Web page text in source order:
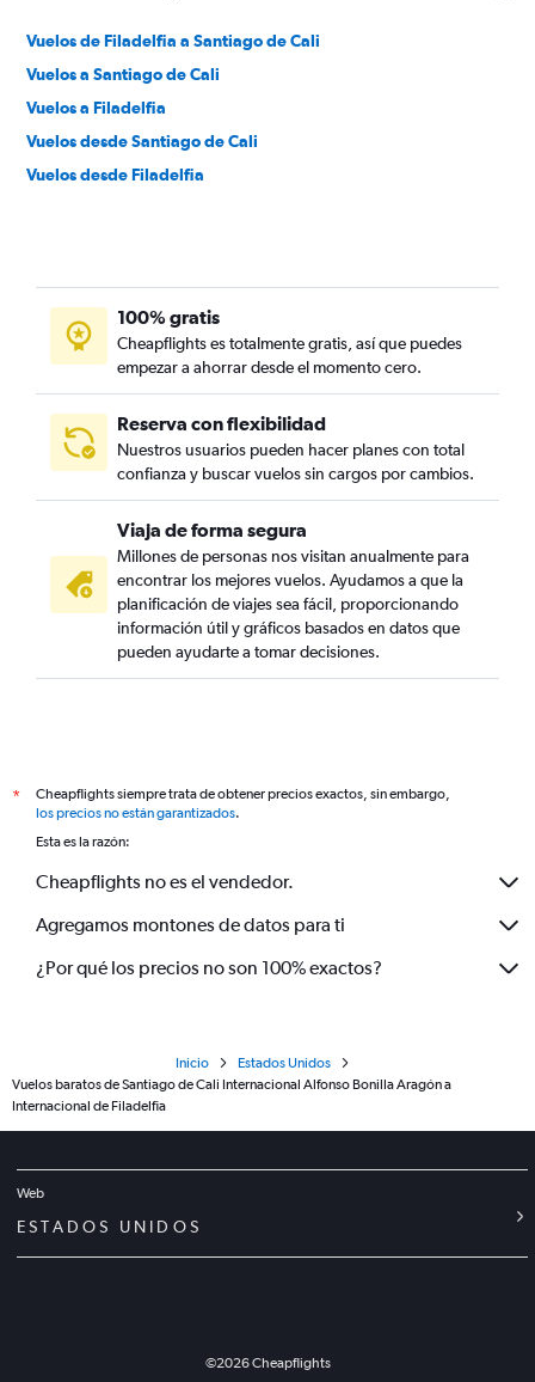
Vuelos de Filadelfia a Santiago de Cali
Vuelos a Santiago de Cali
Vuelos a Filadelfia
Vuelos desde Santiago de Cali
Vuelos desde Filadelfia
100% gratis
Cheapflights es totalmente gratis, así que puedes
empezar a ahorrar desde el momento cero.
Reserva con flexibilidad
Nuestros usuarios pueden hacer planes con total
confianza y buscar vuelos sin cargos por cambios.
Viaja de forma segura
Millones de personas nos visitan anualmente para
encontrar los mejores vuelos. Ayudamos a que la
planificación de viajes sea fácil, proporcionando
información útil y gráficos basados en datos que
pueden ayudarte a tomar decisiones.
*
Cheapflights siempre trata de obtener precios exactos, sin embargo,
los precios no están garantizados.
Esta es la razón:
Cheapflights no es el vendedor.
Agregamos montones de datos para ti
¿Por qué los precios no son 100% exactos?
Inicio
Estados Unidos
Vuelos baratos de Santiago de Cali Internacional Alfonso Bonilla Aragón a
Internacional de Filadelfia
Web
ESTADOS UNIDOS
©2026Cheapflights